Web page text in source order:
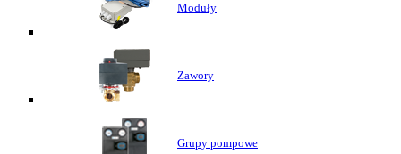
Moduły
Zawory
Grupy pompowe